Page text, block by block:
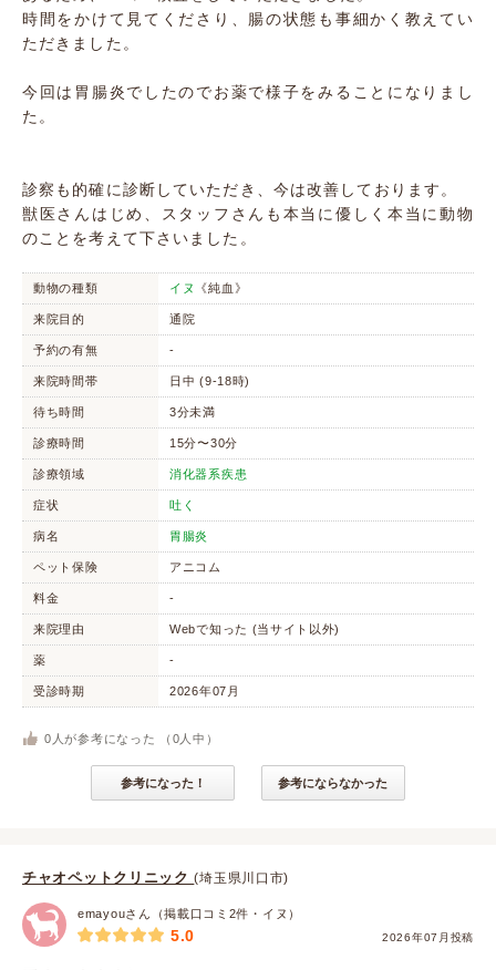
時間をかけて見てくださり、腸の状態も事細かく教えてい
ただきました。
今回は胃腸炎でしたのでお薬で様子をみることになりまし
た。
診察も的確に診断していただき、今は改善しております。
獣医さんはじめ、スタッフさんも本当に優しく本当に動物
のことを考えて下さいました。
動物の種類 イヌ 《純血》
来院目的 通院
予約の有無 -
来院時間帯 日中 (9-18時)
待ち時間 3分未満
診療時間 15分〜30分
診療領域 消化器系疾患
症状 吐く
病名 胃腸炎
ペット保険 アニコム
料金 -
来院理由 Webで知った (当サイト以外)
薬 -
受診時期 2026年07月
0 人が参考になった （ 0 人中）
参考になった！ 参考にならなかった
チャオペットクリニック(埼玉県川口市)
emayouさん（掲載口コミ2件・イヌ）
2026年07月投稿
5.0